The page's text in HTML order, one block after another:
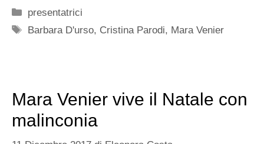
Categorie
presentatrici
Tag
Barbara D'urso, Cristina Parodi, Mara Venier
Mara Venier vive il Natale con
malinconia